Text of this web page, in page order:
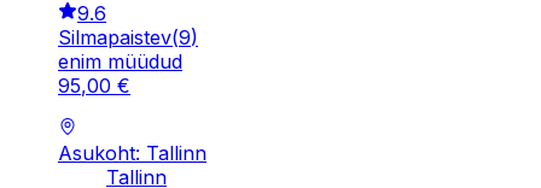
9.6
Silmapaistev(9)
enim müüdud
95,00 €
Asukoht: Tallinn
Tallinn